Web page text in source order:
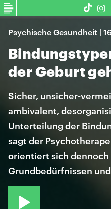
Psychische Gesundheit |
der Geburt
Sicher, unsicher-
ambivalent,
Unterteilung der
sagt der
orientiert sich dennoch
Grundbedürfnissen